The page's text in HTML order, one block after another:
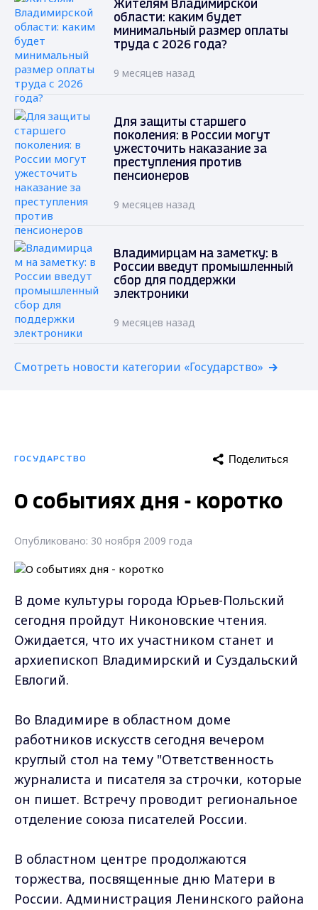
Жителям Владимирской
области: каким будет
минимальный размер оплаты
труда с 2026 года?
9 месяцев назад
Для защиты старшего
поколения: в России могут
ужесточить наказание за
преступления против
пенсионеров
9 месяцев назад
Владимирцам на заметку: в
России введут промышленный
сбор для поддержки
электроники
9 месяцев назад
Смотреть новости категории «Государство»
ГОСУДАРСТВО Поделиться
О событиях дня - коротко
Опубликовано: 30 ноября 2009 года
В доме культуры города Юрьев-Польский
сегодня пройдут Никоновские чтения.
Ожидается, что их участником станет и
архиепископ Владимирский и Суздальский
Евлогий.
Во Владимире в областном доме
работников искусств сегодня вечером
круглый стол на тему "Ответственность
журналиста и писателя за строчки, которые
он пишет. Встречу проводит региональное
отделение союза писателей России.
В областном центре продолжаются
торжества, посвященные дню Матери в
России. Администрация Ленинского района